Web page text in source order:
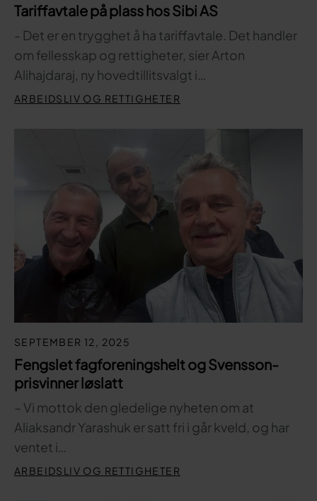
Tariffavtale på plass hos Sibi AS
- Det er en trygghet å ha tariffavtale. Det handler
om fellesskap og rettigheter, sier Arton
Alihajdaraj, ny hovedtillitsvalgt i…
ARBEIDSLIV OG RETTIGHETER
SEPTEMBER 12, 2025
Fengslet fagforeningshelt og Svensson-
prisvinner løslatt
– Vi mottok den gledelige nyheten om at
Aliaksandr Yarashuk er satt fri i går kveld, og har
ventet i…
ARBEIDSLIV OG RETTIGHETER